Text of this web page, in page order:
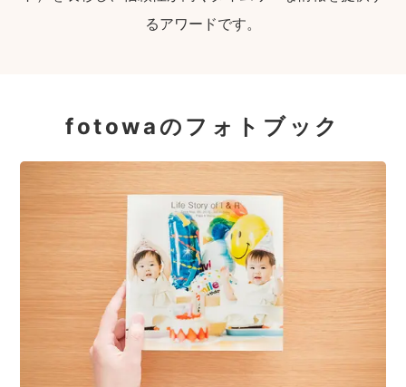
るアワードです。
fotowaのフォトブック